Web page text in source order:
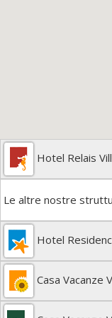
Hotel Relais
Le altre nostre
Hotel
Casa Vacanze